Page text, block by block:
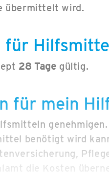
übermittelt wird.
für
28 Tage gültig.
für mein
genehmigen.
benötigt wird
die Kosten